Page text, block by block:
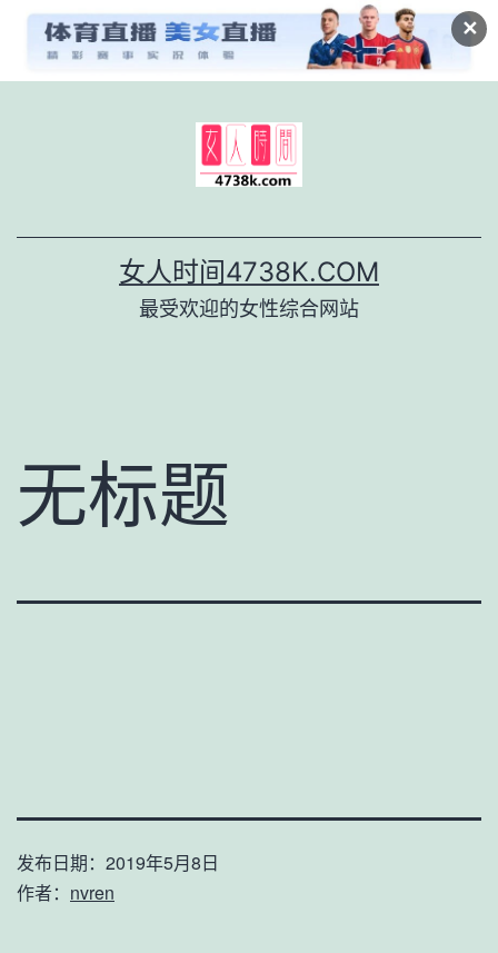
✕
女人时间4738K.COM
最受欢迎的女性综合网站
无标题
发布日期： 2019年5月8日
作者： nvren